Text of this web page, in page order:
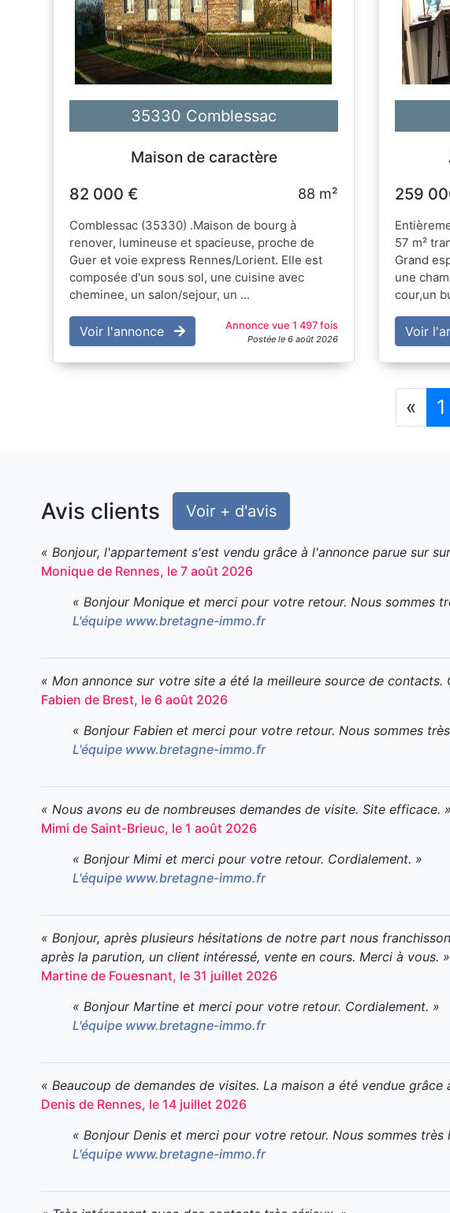
35330 Comblessac
Maison de caractère
82 000 €
88 m²
Comblessac (35330) .Maison de bourg à
renover, lumineuse et spacieuse, proche de
Guer et voie express Rennes/Lorient. Elle est
composée d'un sous sol, une cuisine avec
cheminee, un salon/sejour, un ...
Voir l'annonce Annonce vue 1 497 fois
Postée le 6 août 2026
259
57 m²
Grand
une
cour,un
Voir
« 1
Avis clients Voir + d'avis
« Bonjour, l'appartement s'est vendu grâce à l'annonce parue sur
Monique de Rennes, le 7 août 2026
« Bonjour Monique et merci pour votre retour. Nous sommes
L'équipe www.bretagne-immo.fr
« Mon annonce sur votre site a été la meilleure source de
Fabien de Brest, le 6 août 2026
« Bonjour Fabien et merci pour votre retour. Nous sommes
L'équipe www.bretagne-immo.fr
« Nous avons eu de nombreuses demandes de visite. Site efficace. »
Mimi de Saint-Brieuc, le 1 août 2026
« Bonjour Mimi et merci pour votre retour. Cordialement. »
L'équipe www.bretagne-immo.fr
« Bonjour, après plusieurs hésitations de notre part nous
après la parution, un client intéressé, vente en cours. Merci à vous. »
Martine de Fouesnant, le 31 juillet 2026
« Bonjour Martine et merci pour votre retour. Cordialement. »
L'équipe www.bretagne-immo.fr
« Beaucoup de demandes de visites. La maison a été vendue
Denis de Rennes, le 14 juillet 2026
« Bonjour Denis et merci pour votre retour. Nous sommes
L'équipe www.bretagne-immo.fr